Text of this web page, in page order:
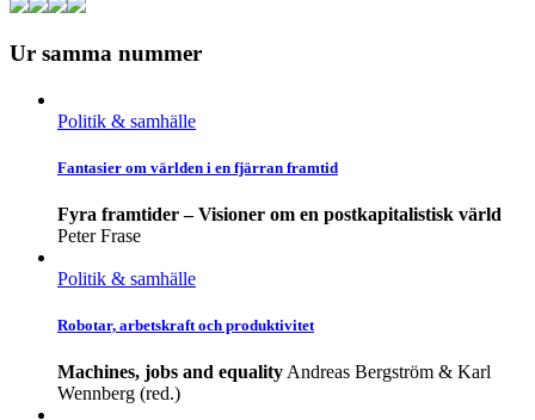
Ur samma nummer
Politik & samhälle
Fantasier om världen i en fjärran framtid
Fyra framtider – Visioner om en postkapitalistisk värld
Peter Frase
Politik & samhälle
Robotar, arbetskraft och produktivitet
Machines, jobs and equalityAndreas Bergström & Karl
Wennberg (red.)